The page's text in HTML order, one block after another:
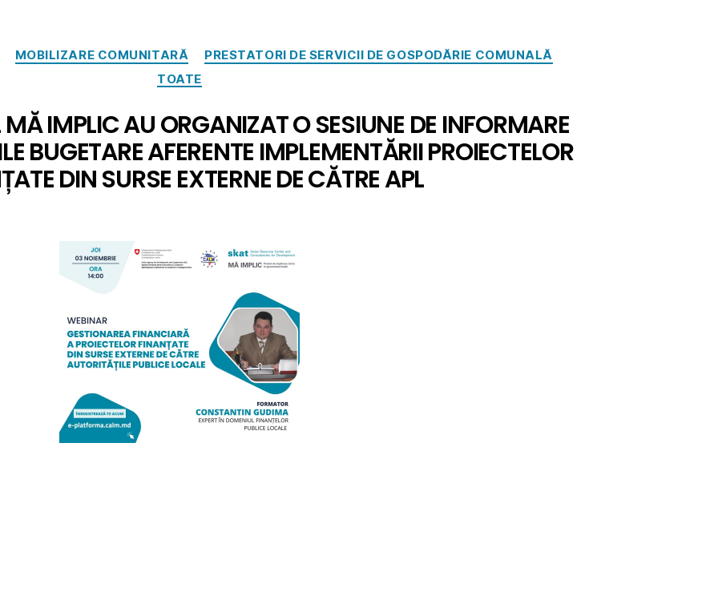
MOBILIZARE COMUNITARĂ
PRESTATORI DE SERVICII DE GOSPODĂRIE COMUNALĂ
TOATE
IMPLIC AU ORGANIZAT O SESIUNE DE INFORMARE
BUGETARE AFERENTE IMPLEMENTĂRII PROIECTELOR
DIN SURSE EXTERNE DE CĂTRE APL